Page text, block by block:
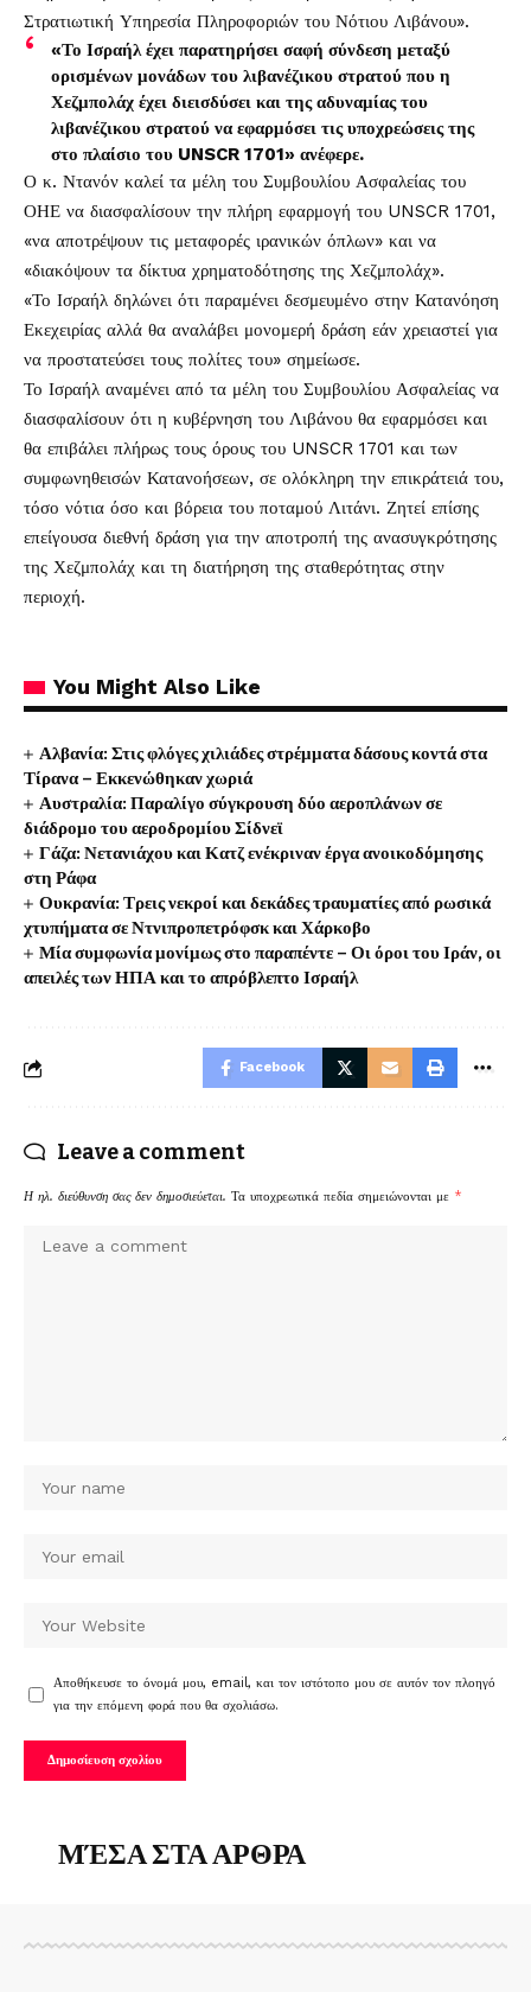
Στρατιωτική Υπηρεσία Πληροφοριών του Νότιου Λιβάνου».
«Το Ισραήλ έχει παρατηρήσει σαφή σύνδεση μεταξύ
ορισμένων μονάδων του λιβανέζικου στρατού που η
Χεζμπολάχ έχει διεισδύσει και της αδυναμίας του
λιβανέζικου στρατού να εφαρμόσει τις υποχρεώσεις της
στο πλαίσιο του UNSCR 1701» ανέφερε.
Ο κ. Ντανόν καλεί τα μέλη του Συμβουλίου Ασφαλείας του
ΟΗΕ να διασφαλίσουν την πλήρη εφαρμογή του UNSCR 1701,
«να αποτρέψουν τις μεταφορές ιρανικών όπλων» και να
«διακόψουν τα δίκτυα χρηματοδότησης της Χεζμπολάχ».
«Το Ισραήλ δηλώνει ότι παραμένει δεσμευμένο στην Κατανόηση
Εκεχειρίας αλλά θα αναλάβει μονομερή δράση εάν χρειαστεί για
να προστατεύσει τους πολίτες του» σημείωσε.
Το Ισραήλ αναμένει από τα μέλη του Συμβουλίου Ασφαλείας να
διασφαλίσουν ότι η κυβέρνηση του Λιβάνου θα εφαρμόσει και
θα επιβάλει πλήρως τους όρους του UNSCR 1701 και των
συμφωνηθεισών Κατανοήσεων, σε ολόκληρη την επικράτειά του,
τόσο νότια όσο και βόρεια του ποταμού Λιτάνι. Ζητεί επίσης
επείγουσα διεθνή δράση για την αποτροπή της ανασυγκρότησης
της Χεζμπολάχ και τη διατήρηση της σταθερότητας στην
περιοχή.
You Might Also Like
Αλβανία: Στις φλόγες χιλιάδες στρέμματα δάσους κοντά στα
Τίρανα – Εκκενώθηκαν χωριά
Αυστραλία: Παραλίγο σύγκρουση δύο αεροπλάνων σε
διάδρομο του αεροδρομίου Σίδνεϊ
Γάζα: Νετανιάχου και Κατζ ενέκριναν έργα ανοικοδόμησης
στη Ράφα
Ουκρανία: Τρεις νεκροί και δεκάδες τραυματίες από ρωσικά
χτυπήματα σε Ντνιπροπετρόφσκ και Χάρκοβο
Μία συμφωνία μονίμως στο παραπέντε – Οι όροι του Ιράν, οι
απειλές των ΗΠΑ και το απρόβλεπτο Ισραήλ
Facebook
Leave a comment
Η ηλ. διεύθυνση σας δεν δημοσιεύεται. Τα υποχρεωτικά πεδία σημειώνονται με *
Αποθήκευσε το όνομά μου, email, και τον ιστότοπο μου σε αυτόν τον πλοηγό
για την επόμενη φορά που θα σχολιάσω.
ΜΈΣΑ ΣΤΑ ΑΡΘΡΑ